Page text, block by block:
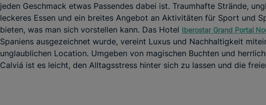
jeden Geschmack etwas Passendes dabei ist. Traumhafte Strände,
leckeres Essen und ein breites Angebot an Aktivitäten für Sport und
bieten, was man sich vorstellen kann. Das Hotel Iberostar Grand Portal
Spaniens ausgezeichnet wurde, vereint Luxus und Nachhaltigkeit
unglaublichen Location. Umgeben von magischen Buchten und
Calviá ist es leicht, den Alltagsstress hinter sich zu lassen und die